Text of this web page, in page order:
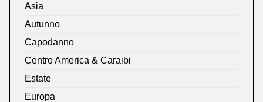
Asia
Autunno
Capodanno
Centro America & Caraibi
Estate
Europa